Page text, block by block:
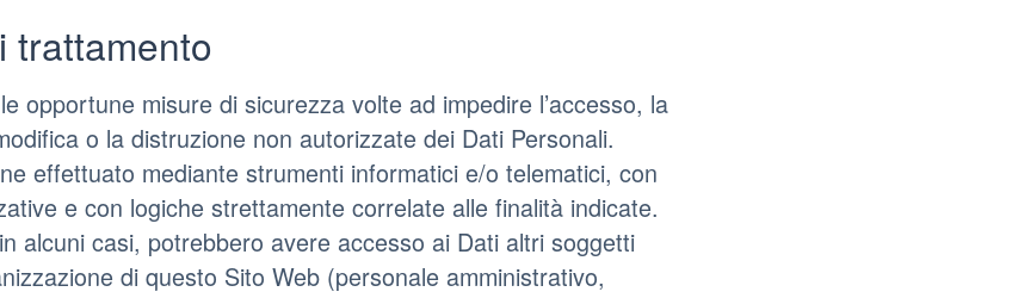
trattamento
opportune misure di sicurezza volte ad impedire l’accesso, la
o la distruzione non autorizzate dei Dati Personali.
effettuato mediante strumenti informatici e/o telematici, con
e con logiche strettamente correlate alle finalità indicate.
alcuni casi, potrebbero avere accesso ai Dati altri soggetti
di questo Sito Web (personale amministrativo,